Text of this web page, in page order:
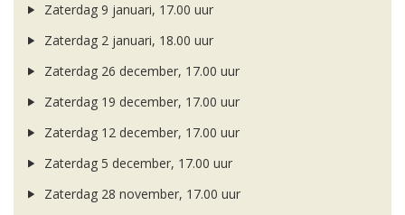
Zaterdag 9 januari, 17.00 uur
Zaterdag 2 januari, 18.00 uur
Zaterdag 26 december, 17.00 uur
Zaterdag 19 december, 17.00 uur
Zaterdag 12 december, 17.00 uur
Zaterdag 5 december, 17.00 uur
Zaterdag 28 november, 17.00 uur